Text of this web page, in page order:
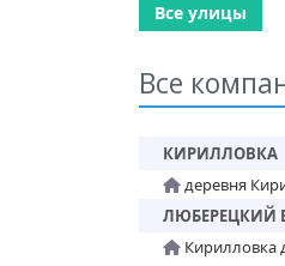
Все улицы
Все
КИРИЛЛОВКА
деревня
ЛЮБЕРЕЦКИЙ
Кирилловка